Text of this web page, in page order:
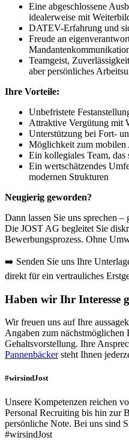
Eine abgeschlossene
idealerweise mit
DATEV-Erfahrung und
Freude an
Teamgeist,
aber persönliches
Ihre Vorteile:
Unbefristete
Attraktive Vergütung mit
Unterstützung bei Fort-
Möglichkeit zum mobilen
Ein kollegiales Team, das
Ein wertschätzendes
modernen Strukturen
Neugierig geworden?
Dann lassen Sie uns sprechen
Die JOST AG begleitet Sie
Bewerbungsprozess. Ohne
➡️ Senden Sie uns Ihre
direkt für ein vertrauliches
Haben wir Ihr Interesse
Wir freuen uns auf Ihre
Angaben zum
Gehaltsvorstellung. Ihre
Pannenbäckersteht Ihnen
#wirsindJost
Unsere Kompetenzen reichen
Personal Recruiting bis hin zur
persönliche Note. Bei uns sind
#wirsindJost